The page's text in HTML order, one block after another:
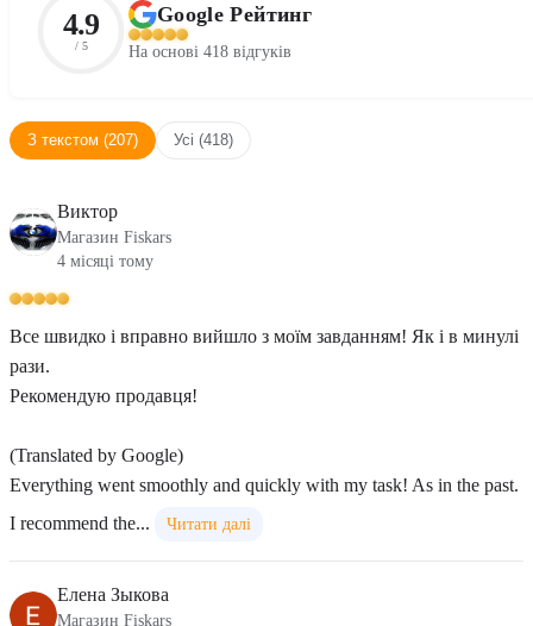
4.9
/ 5
Google Рейтинг
На основі 418 відгуків
З текстом (207) Усі (418)
Виктор
Магазин Fiskars
4 місяці тому
Все швидко і вправно вийшло з моїм завданням! Як і в минулі
рази.
Рекомендую продавця!
(Translated by Google)
Everything went smoothly and quickly with my task! As in the past.
I recommend the...
Читати далі
Елена Зыкова
Магазин Fiskars